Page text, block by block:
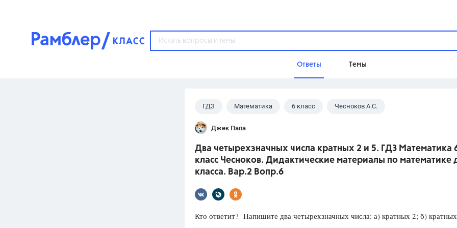
Ответы Темы
Популярные темы
ГДЗ
3273 ответа
3460 ответов
ФИПИ
Домашнее задание
Разумовская М.М.,Габриелян
ГДЗ Математика 6 класс Чесноков А.С.
Джек Папа
Два четырехзначных числа кратных 2 и 5. ГДЗ Математика
класс Чесноков. Дидактические материалы по математике
класса. Вар.2 Вопр.6
Кто ответит? Напишите два четырехзначных числа: а) кратных 2; б)